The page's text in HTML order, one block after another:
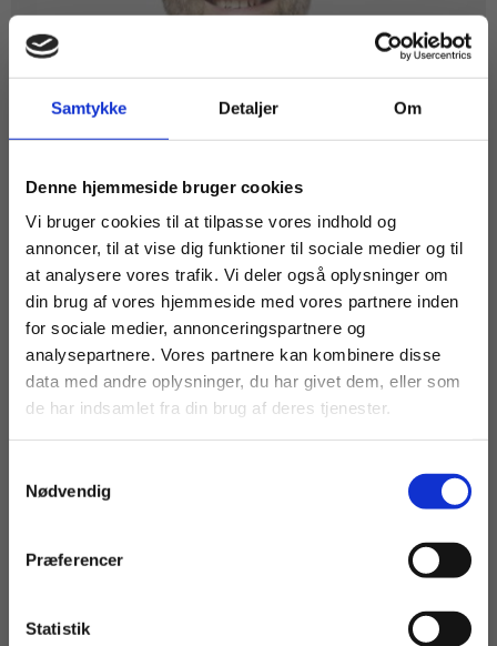
Samtykke Detaljer Om
Denne hjemmeside bruger cookies
Vi bruger cookies til at tilpasse vores indhold og
annoncer, til at vise dig funktioner til sociale medier og til
at analysere vores trafik. Vi deler også oplysninger om
din brug af vores hjemmeside med vores partnere inden
for sociale medier, annonceringspartnere og
analysepartnere. Vores partnere kan kombinere disse
data med andre oplysninger, du har givet dem, eller som
de har indsamlet fra din brug af deres tjenester.
Nødvendig
Præferencer
Statistik
ARTIKEL
En arkitekt bag levende fællesskaber
EPX EUX HF HHX HTX STX
LEDELSE
Køb læremidler og find masterclasses mm.
Fortsæt som:
For privatkunder og
studerende. Du får
vist priser inkl.
For institutioner og
virksomheder. Du
får vist priser ekskl.